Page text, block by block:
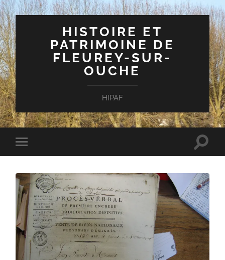
HISTOIRE ET
PATRIMOINE DE
FLEUREY-SUR-
OUCHE
HIPAF
Toggle
mobile
Toggle